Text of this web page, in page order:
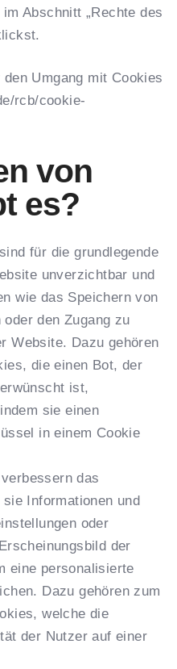
Abschnitt „Rechte des
Umgang mit Cookies
rcb/cookie-
von
es?
sind für die grundlegende
unverzichtbar und
wie das Speichern von
den Zugang zu
Website. Dazu gehören
die einen Bot, der
ist,
sie einen
in einem Cookie
verbessern das
Informationen und
oder
der
eine personalisierte
Dazu gehören zum
welche die
der Nutzer auf einer